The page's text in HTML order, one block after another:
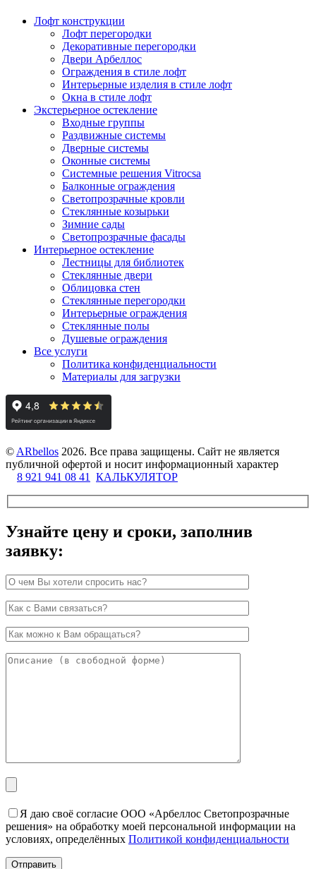
Лофт конструкции
Лофт перегородки
Декоративные перегородки
Двери Арбеллос
Ограждения в стиле лофт
Интерьерные изделия в стиле лофт
Окна в стиле лофт
Экстерьерное остекление
Входные группы
Раздвижные системы
Дверные системы
Оконные системы
Системные решения Vitrocsa
Балконные ограждения
Светопрозрачные кровли
Стеклянные козырьки
Зимние сады
Светопрозрачные фасады
Интерьерное остекление
Лестницы для библиотек
Стеклянные двери
Облицовка стен
Стеклянные перегородки
Интерьерные ограждения
Стеклянные полы
Душевые ограждения
Все услуги
Политика конфиденциальности
Материалы для загрузки
© ARbellos 2026. Все права защищены. Сайт не является
публичной офертой и носит информационный характер
8 921 941 08 41
КАЛЬКУЛЯТОР
Узнайте цену и сроки, заполнив
заявку:
Я даю своё согласие ООО «Арбеллос Светопрозрачные
решения» на обработку моей персональной информации на
условиях, определённых Политикой конфиденциальности